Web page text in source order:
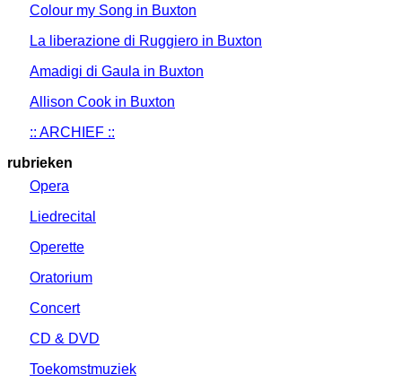
Colour my Song in Buxton
La liberazione di Ruggiero in Buxton
Amadigi di Gaula in Buxton
Allison Cook in Buxton
:: ARCHIEF ::
rubrieken
Opera
Liedrecital
Operette
Oratorium
Concert
CD & DVD
Toekomstmuziek